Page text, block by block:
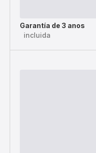
Garantía de 3 anos
incluida